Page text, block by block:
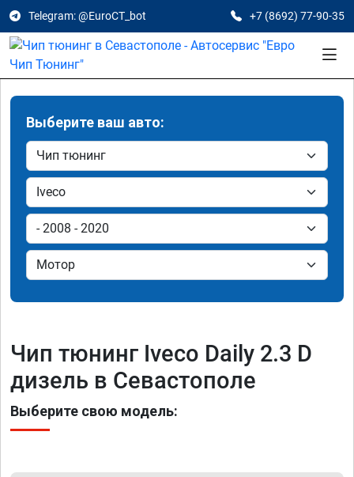
Telegram: @EuroCT_bot +7 (8692) 77-90-35
Выберите ваш авто:
Чип тюнинг Iveco Daily 2.3 D
дизель в Севастополе
Выберите свою модель: